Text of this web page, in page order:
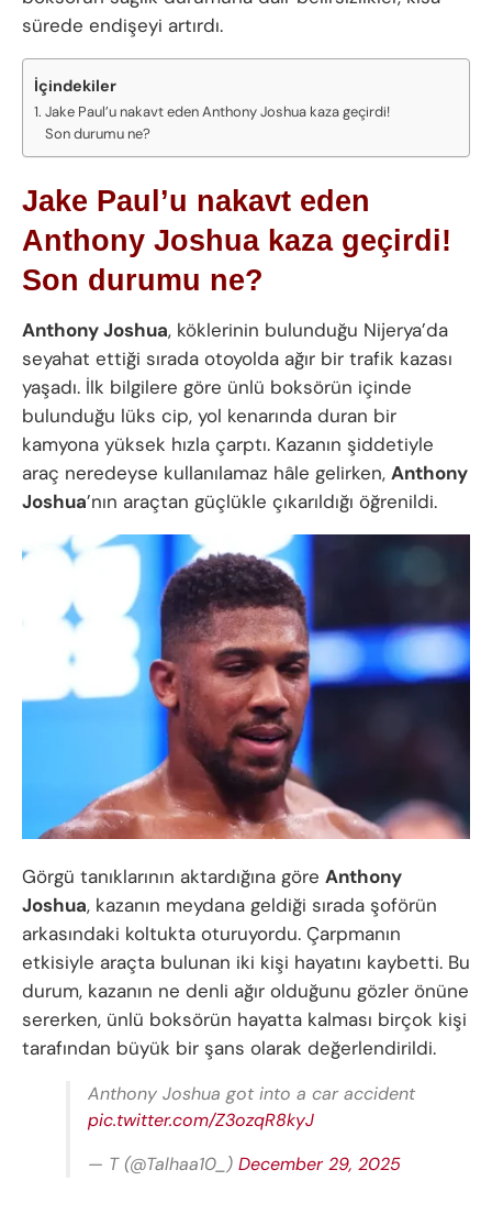
sürede endişeyi artırdı.
İçindekiler
Jake Paul’u nakavt eden Anthony Joshua kaza geçirdi!
Son durumu ne?
Jake Paul’u nakavt eden
Anthony Joshua kaza geçirdi!
Son durumu ne?
Anthony Joshua, köklerinin bulunduğu Nijerya’da
seyahat ettiği sırada otoyolda ağır bir trafik kazası
yaşadı. İlk bilgilere göre ünlü boksörün içinde
bulunduğu lüks cip, yol kenarında duran bir
kamyona yüksek hızla çarptı. Kazanın şiddetiyle
araç neredeyse kullanılamaz hâle gelirken, Anthony
Joshua’nın araçtan güçlükle çıkarıldığı öğrenildi.
Görgü tanıklarının aktardığına göre Anthony
Joshua, kazanın meydana geldiği sırada şoförün
arkasındaki koltukta oturuyordu. Çarpmanın
etkisiyle araçta bulunan iki kişi hayatını kaybetti. Bu
durum, kazanın ne denli ağır olduğunu gözler önüne
sererken, ünlü boksörün hayatta kalması birçok kişi
tarafından büyük bir şans olarak değerlendirildi.
Anthony Joshua got into a car accident
pic.twitter.com/Z3ozqR8kyJ
— T (@Talhaa10_) December 29, 2025